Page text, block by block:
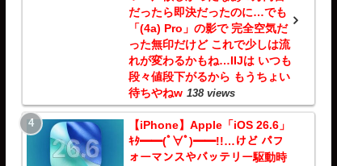
だったら即決だったのに…でも
「(4a) Pro」の影で 完全空気だ
った無印だけど これで少しは流
れが変わるかもね…IIJは いつも
段々値段下がるから もうちょい
待ちやねw 138 views
【iPhone】Apple「iOS 26.6」
ｷﾀ━━(ﾟ∀ﾟ)━━!!…けど パフ
ォーマンスやバッテリー駆動時